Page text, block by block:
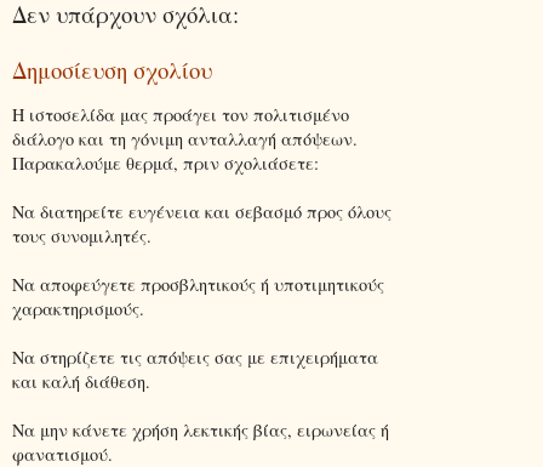
Δεν υπάρχουν σχόλια:
Δημοσίευση σχολίου
Η ιστοσελίδα μας προάγει τον πολιτισμένο
διάλογο και τη γόνιμη ανταλλαγή απόψεων.
Παρακαλούμε θερμά, πριν σχολιάσετε:
Να διατηρείτε ευγένεια και σεβασμό προς όλους
τους συνομιλητές.
Να αποφεύγετε προσβλητικούς ή υποτιμητικούς
χαρακτηρισμούς.
Να στηρίζετε τις απόψεις σας με επιχειρήματα
και καλή διάθεση.
Να μην κάνετε χρήση λεκτικής βίας, ειρωνείας ή
φανατισμού.